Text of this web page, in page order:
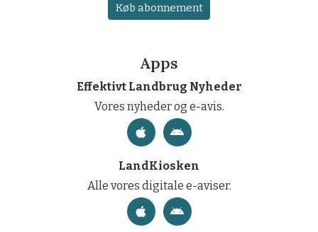
Køb abonnement
Apps
Effektivt Landbrug Nyheder
Vores nyheder og e-avis.
LandKiosken
Alle vores digitale e-aviser.